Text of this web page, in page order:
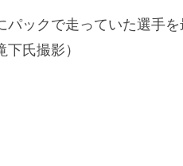
ックで走っていた選手を
氏撮影）